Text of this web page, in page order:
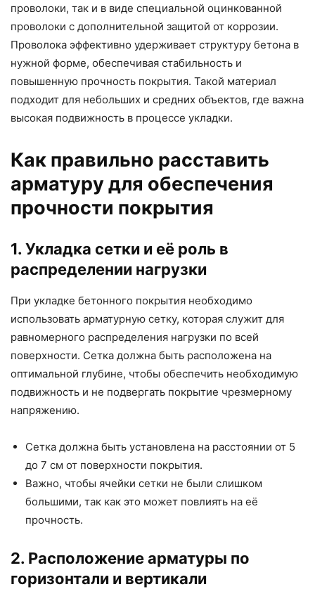
проволоки, так и в виде специальной оцинкованной
проволоки с дополнительной защитой от коррозии.
Проволока эффективно удерживает структуру бетона в
нужной форме, обеспечивая стабильность и
повышенную прочность покрытия. Такой материал
подходит для небольших и средних объектов, где важна
высокая подвижность в процессе укладки.
Как правильно расставить
арматуру для обеспечения
прочности покрытия
1. Укладка сетки и её роль в
распределении нагрузки
При укладке бетонного покрытия необходимо
использовать арматурную сетку, которая служит для
равномерного распределения нагрузки по всей
поверхности. Сетка должна быть расположена на
оптимальной глубине, чтобы обеспечить необходимую
подвижность и не подвергать покрытие чрезмерному
напряжению.
Сетка должна быть установлена на расстоянии от 5
до 7 см от поверхности покрытия.
Важно, чтобы ячейки сетки не были слишком
большими, так как это может повлиять на её
прочность.
2. Расположение арматуры по
горизонтали и вертикали